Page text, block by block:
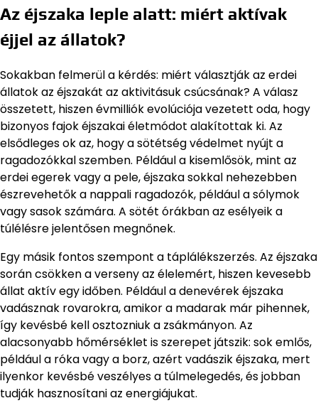
Az éjszaka leple alatt: miért aktívak
éjjel az állatok?
Sokakban felmerül a kérdés: miért választják az erdei
állatok az éjszakát az aktivitásuk csúcsának? A válasz
összetett, hiszen évmilliók evolúciója vezetett oda, hogy
bizonyos fajok éjszakai életmódot alakítottak ki. Az
elsődleges ok az, hogy a sötétség védelmet nyújt a
ragadozókkal szemben. Például a kisemlősök, mint az
erdei egerek vagy a pele, éjszaka sokkal nehezebben
észrevehetők a nappali ragadozók, például a sólymok
vagy sasok számára. A sötét órákban az esélyeik a
túlélésre jelentősen megnőnek.
Egy másik fontos szempont a táplálékszerzés. Az éjszaka
során csökken a verseny az élelemért, hiszen kevesebb
állat aktív egy időben. Például a denevérek éjszaka
vadásznak rovarokra, amikor a madarak már pihennek,
így kevésbé kell osztozniuk a zsákmányon. Az
alacsonyabb hőmérséklet is szerepet játszik: sok emlős,
például a róka vagy a borz, azért vadászik éjszaka, mert
ilyenkor kevésbé veszélyes a túlmelegedés, és jobban
tudják hasznosítani az energiájukat.